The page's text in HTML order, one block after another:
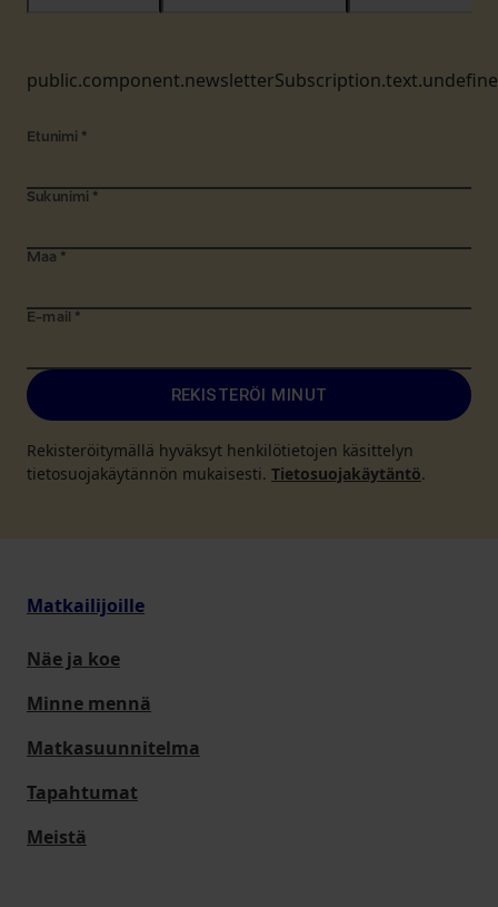
Etunimi *
Sukunimi *
Maa *
E-mail *
REKISTERÖI MINUT
Rekisteröitymällä hyväksyt henkilötietojen käsittelyn
tietosuojakäytännön mukaisesti. Tietosuojakäytäntö.
Matkailijoille
Näe ja koe
Minne mennä
Matkasuunnitelma
Tapahtumat
Meistä